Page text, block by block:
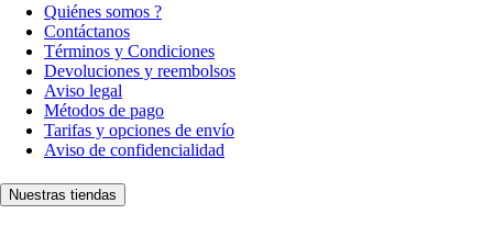
Quiénes somos ?
Contáctanos
Términos y Condiciones
Devoluciones y reembolsos
Aviso legal
Métodos de pago
Tarifas y opciones de envío
Aviso de confidencialidad
Nuestras tiendas